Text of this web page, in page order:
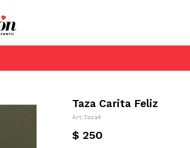
Taza Carita Feliz
Taza4
$ 250